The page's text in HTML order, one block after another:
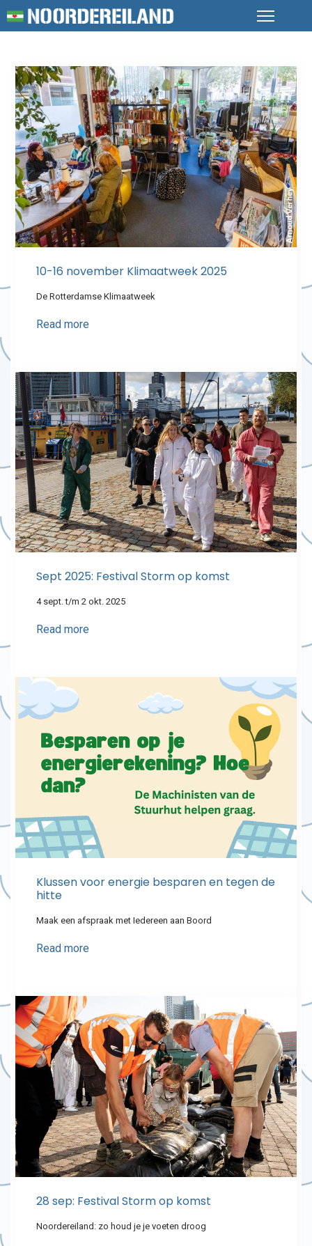
10-16 november Klimaatweek 2025
De Rotterdamse Klimaatweek
Read more
Sept 2025: Festival Storm op komst
4 sept. t/m 2 okt. 2025
Read more
Klussen voor energie besparen en tegen de
hitte
Maak een afspraak met Iedereen aan Boord
Read more
28 sep: Festival Storm op komst
Noordereiland: zo houd je je voeten droog